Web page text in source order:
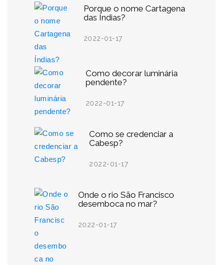
Porque o nome Cartagena
das Índias?
2022-01-17
Como decorar luminária
pendente?
2022-01-17
Como se credenciar a
Cabesp?
2022-01-17
Onde o rio São Francisco
desemboca no mar?
2022-01-17